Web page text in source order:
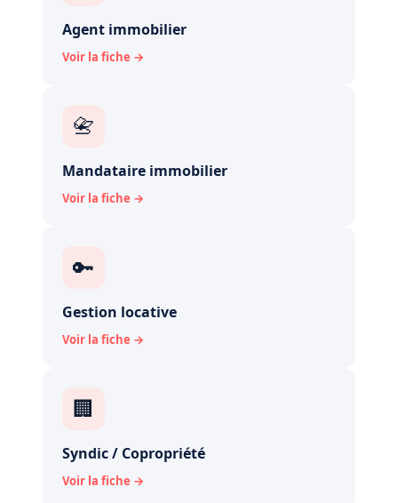
Agent immobilier
Voir la fiche →
📇
Mandataire immobilier
Voir la fiche →
🔑
Gestion locative
Voir la fiche →
🏢
Syndic / Copropriété
Voir la fiche →